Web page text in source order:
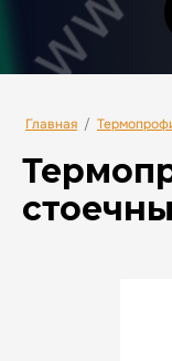
Главная /